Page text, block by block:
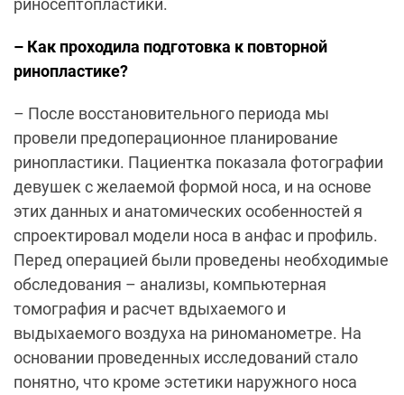
– Как проходила подготовка к повторной
ринопластике?
– После восстановительного периода мы
провели предоперационное планирование
ринопластики. Пациентка показала фотографии
девушек с желаемой формой носа, и на основе
этих данных и анатомических особенностей я
спроектировал модели носа в анфас и профиль.
Перед операцией были проведены необходимые
обследования – анализы, компьютерная
томография и расчет вдыхаемого и
выдыхаемого воздуха на риноманометре. На
основании проведенных исследований стало
понятно, что кроме эстетики наружного носа